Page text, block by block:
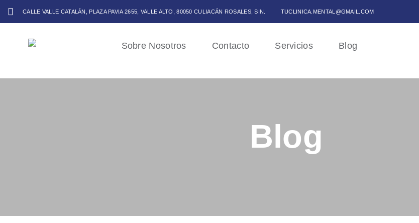
CALLE VALLE CATALÁN, PLAZA PAVIA 2655, VALLE ALTO, 80050 CULIACÁN ROSALES, SIN. TUCLINICA.MENTAL@GMAIL.COM
Sobre Nosotros Contacto Servicios Blog
Blog